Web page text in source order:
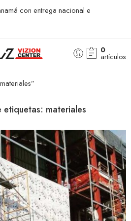
con entrega nacional e
0
artículos
etiquetas: materiales